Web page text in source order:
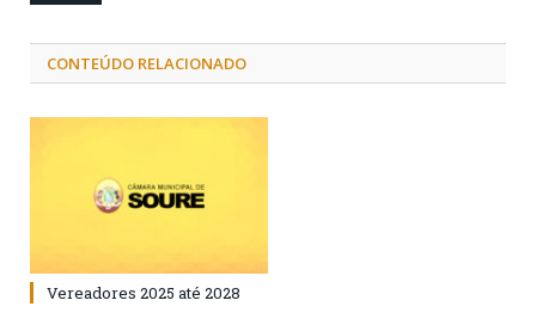
CONTEÚDO RELACIONADO
Vereadores 2025 até 2028